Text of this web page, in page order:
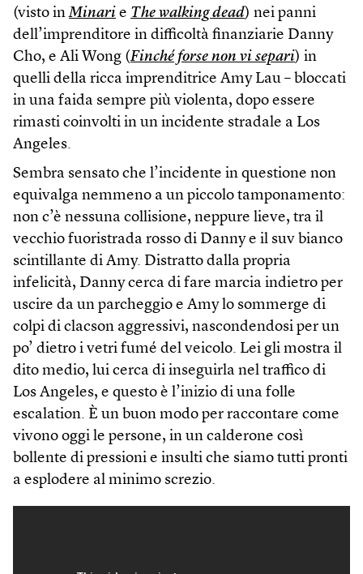
(visto inMinari e The walking dead) nei panni
dell’imprenditore in difficoltà finanziarie Danny
Cho, e Ali Wong (Finché forse non vi separi) in
quelli della ricca imprenditrice Amy Lau – bloccati
in una faida sempre più violenta, dopo essere
rimasti coinvolti in un incidente stradale a Los
Angeles.
Sembra sensato che l’incidente in questione non
equivalga nemmeno a un piccolo tamponamento:
non c’è nessuna collisione, neppure lieve, tra il
vecchio fuoristrada rosso di Danny e il suv bianco
scintillante di Amy. Distratto dalla propria
infelicità, Danny cerca di fare marcia indietro per
uscire da un parcheggio e Amy lo sommerge di
colpi di clacson aggressivi, nascondendosi per un
po’ dietro i vetri fumé del veicolo. Lei gli mostra il
dito medio, lui cerca di inseguirla nel traffico di
Los Angeles, e questo è l’inizio di una folle
escalation. È un buon modo per raccontare come
vivono oggi le persone, in un calderone così
bollente di pressioni e insulti che siamo tutti pronti
a esplodere al minimo screzio.